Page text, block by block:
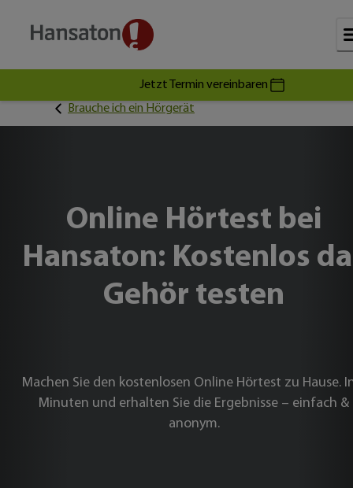
Jetzt Termin vereinbaren
Brauche ich ein Hörgerät
Online Hörtest bei
Hansaton: Kostenlos
Gehör testen
Machen Sie den kostenlosen Online Hörtest zu Hause.
Minuten und erhalten Sie die Ergebnisse – einfach &
anonym.